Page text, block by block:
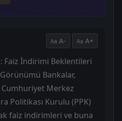
A- A+
Faiz İndirimi Beklentileri
Bankalar,
Cumhuriyet Merkez
Politikası Kurulu (PPK)
faiz indirimleri ve buna